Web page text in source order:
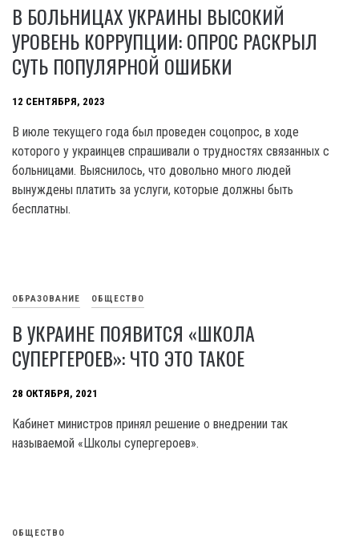
В БОЛЬНИЦАХ УКРАИНЫ ВЫСОКИЙ
УРОВЕНЬ КОРРУПЦИИ: ОПРОС РАСКРЫЛ
СУТЬ ПОПУЛЯРНОЙ ОШИБКИ
12 СЕНТЯБРЯ, 2023
B июле текущего года был проведен соцопрос, в ходе
которого у украинцев спрашивали о трудностях связанных с
больницами. Выяснилось, что довольно много людей
вынуждены платить за услуги, которые должны быть
бесплатны.
ОБРАЗОВАНИЕ ОБЩЕСТВО
В УКРАИНЕ ПОЯВИТСЯ «ШКОЛА
СУПЕРГЕРОЕВ»: ЧТО ЭТО ТАКОЕ
28 ОКТЯБРЯ, 2021
Кабинет министров принял решение о внедрении так
называемой «Школы супергероев».
ОБЩЕСТВО